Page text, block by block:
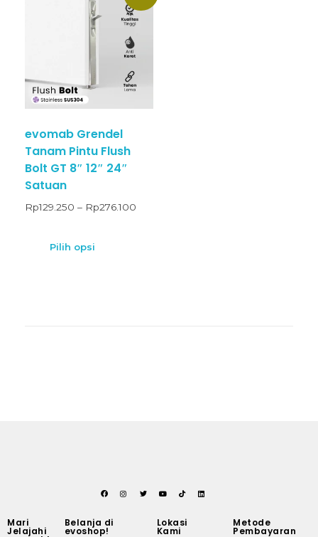
evomab Grendel
Tanam Pintu Flush
Bolt GT 8″ 12″ 24″
Satuan
Rp129.250 – Rp276.100
Pilih opsi
Mari
Jelajahi
Belanja di
evoshop!
Lokasi
Kami
Metode
Pembayaran